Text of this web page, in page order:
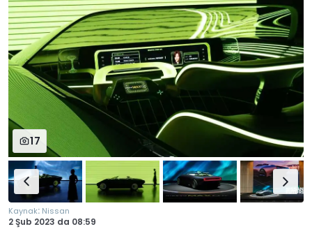
17
Kaynak: Nissan
2 Şub 2023 da 08:59